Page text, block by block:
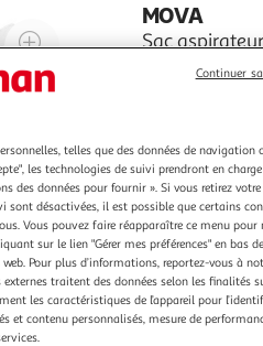
Agrandir
l'illustration
à
Réduire
à
100
%
Partager
le
produit
MOVA
Sac
Caractéristiques générales
Compatible avec
haute filtration
telles que des données de navigation
les technologies de suivi prendront en
des données pour fournir ». Si vous retirez votre
sont désactivées, il est possible que certains
Vous pouvez faire réapparaître ce menu pour
sur le lien "Gérer mes préférences" en bas
Pour plus d’informations, reportez-vous à
traitent des données selon les finalités
les caractéristiques de l’appareil pour
et contenu personnalisés, mesure de
Continuer